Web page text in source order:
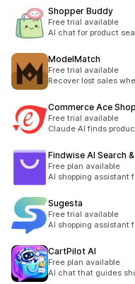
Shopper Buddy
Free trial available
AI chat for product
ModelMatch
Free trial available
Recover lost sales
Commerce Ace
Free trial available
Claude AI finds
Findwise AI Search
Free plan available
AI shopping assistant
Sugesta
Free trial available
AI shopping assistant
CartPilot AI
Free plan available
AI chat that guides